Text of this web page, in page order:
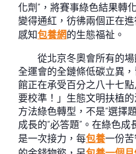
化劑”，將賽事綠色結果轉
變得通紅，彷彿兩個正在
感知包養網的生態福祉。
從北京冬奧會所有的
全運會的全鏈條低碳立異
館正在承受百分之八十七
要校準！」生態文明扶植
方法綠色轉型，不是“選擇
成長的“必答題”。在綠色
是一次接力，每包養一份